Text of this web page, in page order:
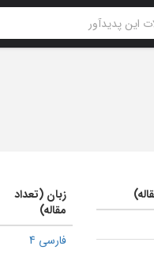
زبان (تعداد
مقاله)
فارسی 4